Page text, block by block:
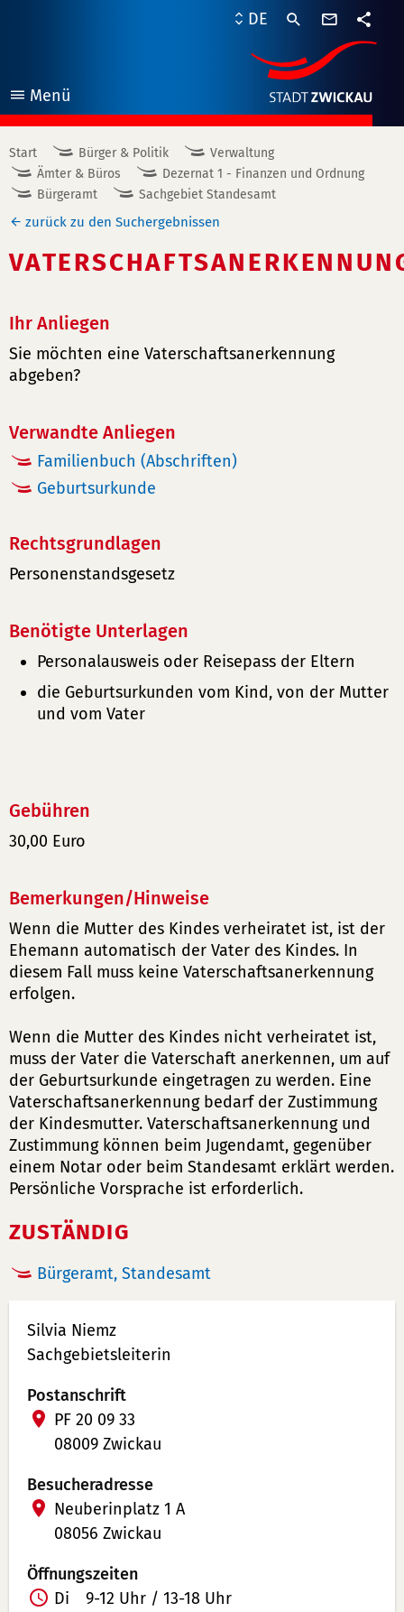
Menü
öffnen
DE
Start Bürger & Politik
Verwaltung
Ämter & Büros
Dezernat 1 - Finanzen und Ordnung
Bürgeramt
Sachgebiet Standesamt
zurück zu den Suchergebnissen
Ihr Anliegen
Sie möchten eine Vaterschaftsanerkennung
abgeben?
Verwandte Anliegen
Familienbuch (Abschriften)
Geburtsurkunde
Rechtsgrundlagen
Personenstandsgesetz
Benötigte Unterlagen
Personalausweis oder Reisepass der Eltern
die Geburtsurkunden vom Kind, von der Mutter
und vom Vater
Gebühren
30,00 Euro
Bemerkungen/Hinweise
Wenn die Mutter des Kindes verheiratet ist, ist der
Ehemann automatisch der Vater des Kindes. In
diesem Fall muss keine Vaterschaftsanerkennung
erfolgen.
Wenn die Mutter des Kindes nicht verheiratet ist,
muss der Vater die Vaterschaft anerkennen, um auf
der Geburtsurkunde eingetragen zu werden. Eine
Vaterschaftsanerkennung bedarf der Zustimmung
der Kindesmutter. Vaterschaftsanerkennung und
Zustimmung können beim Jugendamt, gegenüber
einem Notar oder beim Standesamt erklärt werden.
Persönliche Vorsprache ist erforderlich.
ZUSTÄNDIG
Bürgeramt, Standesamt
Silvia Niemz
Sachgebietsleiterin
Postanschrift
PF 20 09 33
08009 Zwickau
Besucheradresse
Neuberinplatz 1 A
08056 Zwickau
Öffnungszeiten
Di
9-12 Uhr / 13-18 Uhr
Z